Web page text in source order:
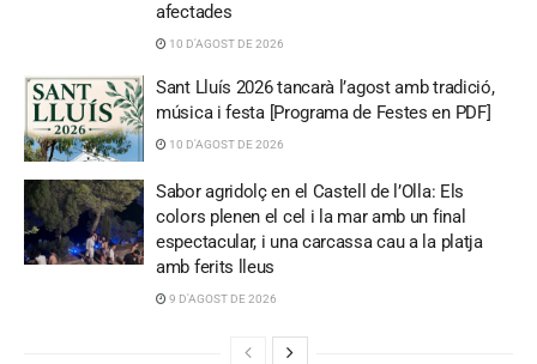
afectades
10 D'AGOST DE 2026
Sant Lluís 2026 tancarà l’agost amb tradició,
música i festa [Programa de Festes en PDF]
10 D'AGOST DE 2026
Sabor agridolç en el Castell de l’Olla: Els
colors plenen el cel i la mar amb un final
espectacular, i una carcassa cau a la platja
amb ferits lleus
9 D'AGOST DE 2026